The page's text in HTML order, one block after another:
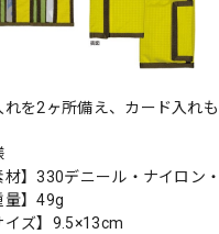
れを2ヶ所備え、カード入れ
材】330デニール・ナイロン
量】49g
イズ】9.5×13cm